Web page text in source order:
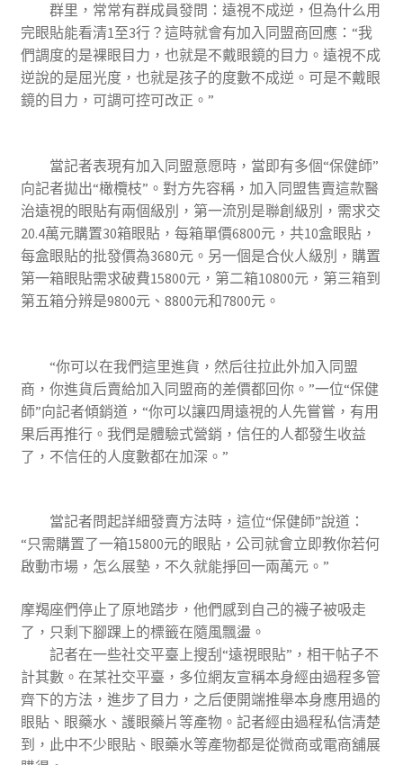
群里，常常有群成員發問：遠視不成逆，但為什么用
完眼貼能看清1至3行？這時就會有加入同盟商回應：“我
們調度的是裸眼目力，也就是不戴眼鏡的目力。遠視不成
逆說的是屈光度，也就是孩子的度數不成逆。可是不戴眼
鏡的目力，可調可控可改正。”
當記者表現有加入同盟意愿時，當即有多個“保健師”
向記者拋出“橄欖枝”。對方先容稱，加入同盟售賣這款醫
治遠視的眼貼有兩個級別，第一流別是聯創級別，需求交
20.4萬元購置30箱眼貼，每箱單價6800元，共10盒眼貼，
每盒眼貼的批發價為3680元。另一個是合伙人級別，購置
第一箱眼貼需求破費15800元，第二箱10800元，第三箱到
第五箱分辨是9800元、8800元和7800元。
“你可以在我們這里進貨，然后往拉此外加入同盟
商，你進貨后賣給加入同盟商的差價都回你。”一位“保健
師”向記者傾銷道，“你可以讓四周遠視的人先嘗嘗，有用
果后再推行。我們是體驗式營銷，信任的人都發生收益
了，不信任的人度數都在加深。”
當記者問起詳細發賣方法時，這位“保健師”說道：
“只需購置了一箱15800元的眼貼，公司就會立即教你若何
啟動市場，怎么展墊，不久就能掙回一兩萬元。”
摩羯座們停止了原地踏步，他們感到自己的襪子被吸走
了，只剩下腳踝上的標籤在隨風飄盪。
記者在一些社交平臺上搜刮“遠視眼貼”，相干帖子不
計其數。在某社交平臺，多位網友宣稱本身經由過程多管
齊下的方法，進步了目力，之后便開端推舉本身應用過的
眼貼、眼藥水、護眼藥片等產物。記者經由過程私信清楚
到，此中不少眼貼、眼藥水等產物都是從微商或電商舖展